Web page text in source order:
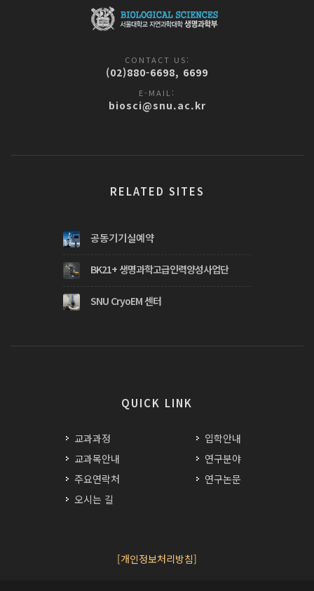
CONTACT US:
(02)880-6698, 6699
E-MAIL:
biosci@snu.ac.kr
RELATED SITES
공동기기실예약
BK21+ 생명과학고급인력양성사업단
SNU CryoEM 센터
QUICK LINK
교과과정
교과목안내
주요연락처
오시는 길
입학안내
연구분야
연구논문
[개인정보처리방침]